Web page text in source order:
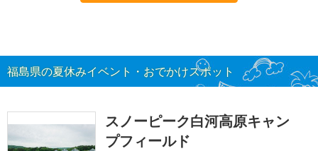
福島県の夏休みイベント・おでかけスポット
スノーピーク白河高原キャン
プフィールド